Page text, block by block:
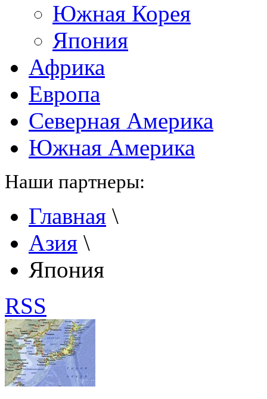
Южная Корея
Япония
Африка
Европа
Северная Америка
Южная Америка
Наши партнеры:
Главная \
Азия \
Япония
RSS